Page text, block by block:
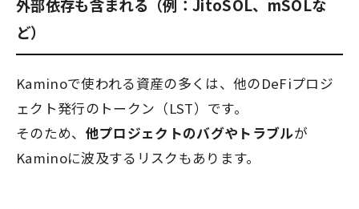
外部依存も含まれる（例：JitoSOL、mSOLな
ど）
Kaminoで使われる資産の多くは、他のDeFiプロジ
ェクト発行のトークン（LST）です。
そのため、 他プロジェクトのバグやトラブルが
Kaminoに波及するリスクもあります。